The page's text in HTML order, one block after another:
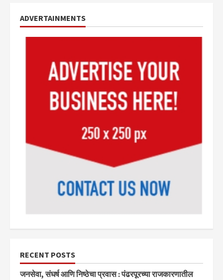
ADVERTAINMENTS
RECENT POSTS
जनसेवा, संघर्ष आणि निष्ठेचा प्रवास : पंढरपूरच्या राजकारणातील